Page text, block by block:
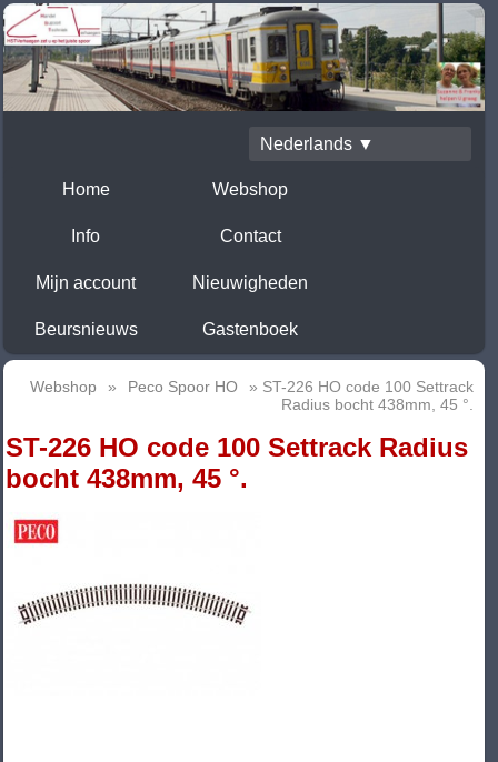
Nederlands ▼
Home Webshop
Info Contact
Mijn account Nieuwigheden
Beursnieuws Gastenboek
Webshop » Peco Spoor HO
» ST-226 HO code 100 Settrack
Radius bocht 438mm, 45 °.
ST-226 HO code 100 Settrack Radius
bocht 438mm, 45 °.